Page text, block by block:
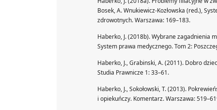
Bosek, A. Wnukiewicz-Kozłowska (red.),
zdrowotnych. Warszawa: 169–183.
Haberko, J. (2018b). Wybrane zagadnienia
System prawa medycznego. Tom 2:
Haberko, J., Grabinski, A. (2011). Dobro
Studia Prawnicze 1: 33–61.
Haberko, J., Sokołowski, T. (2013).
i opiekuńczy. Komentarz. Warszawa: